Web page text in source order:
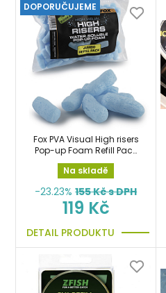
DOPORUČUJEME
Fox PVA Visual High risers
Pop-up Foam Refill Pack
pěna, válečky z PVA
Na skladě
-23.23% 155Kč s DPH
119 Kč
DETAIL PRODUKTU